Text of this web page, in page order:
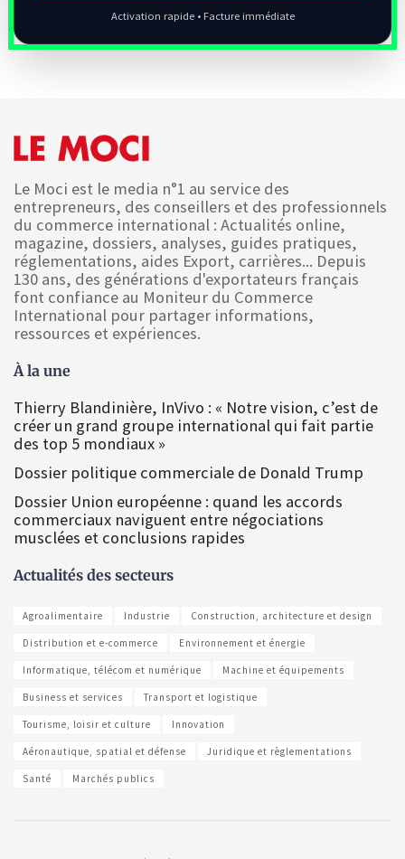
Activation rapide • Facture immédiate
Le Moci est le media n°1 au service des
entrepreneurs, des conseillers et des professionnels
du commerce international : Actualités online,
magazine, dossiers, analyses, guides pratiques,
réglementations, aides Export, carrières... Depuis
130 ans, des générations d'exportateurs français
font confiance au Moniteur du Commerce
International pour partager informations,
ressources et expériences.
À la une
Thierry Blandinière, InVivo : « Notre vision, c’est de
créer un grand groupe international qui fait partie
des top 5 mondiaux »
Dossier politique commerciale de Donald Trump
Dossier Union européenne : quand les accords
commerciaux naviguent entre négociations
musclées et conclusions rapides
Actualités des secteurs
Agroalimentaire Industrie Construction, architecture et design
Distribution et e-commerce Environnement et énergie
Informatique, télécom et numérique Machine et équipements
Business et services Transport et logistique
Tourisme, loisir et culture Innovation
Aéronautique, spatial et défense Juridique et règlementations
Santé Marchés publics